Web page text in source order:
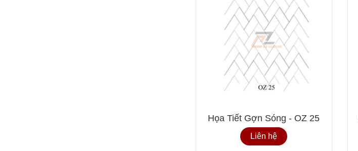
Họa Tiết Gợn Sóng - OZ 25
Liên hệ